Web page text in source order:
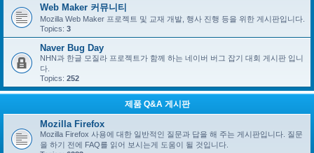
Web Maker 커뮤니티
Mozilla Web Maker 프로젝트 및 교재 개발, 행사 진행 등을 위한 게시판입니다.
Topics: 3
Naver Bug Day
NHN과 한글 모질라 프로젝트가 함께 하는 네이버 버그 잡기 대회 게시판 입니
다.
Topics: 252
제품 Q&A 게시판
Mozilla Firefox
Mozilla Firefox 사용에 대한 일반적인 질문과 답을 해 주는 게시판입니다. 질문
을 하기 전에 FAQ를 읽어 보시는게 도움이 될 것입니다.